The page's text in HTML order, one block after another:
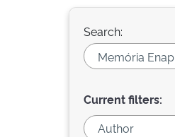
Search:
Current filters: